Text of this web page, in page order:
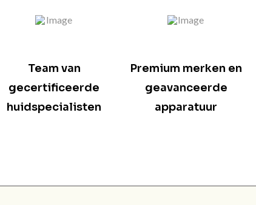
Team van
gecertificeerde
huidspecialisten
Premium merken en
geavanceerde
apparatuur